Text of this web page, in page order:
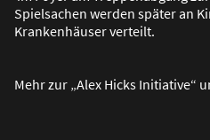
Spielsachen werden später an
Krankenhäuser verteilt.
Mehr zur „Alex Hicks Initiative“